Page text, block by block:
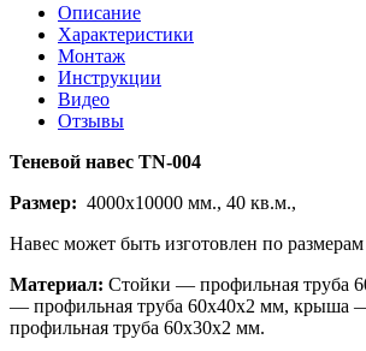
Описание
Характеристики
Монтаж
Инструкции
Видео
Отзывы
Теневой навес TN-004
Размер: 4000х10000 мм., 40 кв.м.,
Навес может быть изготовлен по размерам
Материал: Стойки — профильная труба
— профильная труба 60х40х2 мм, крыша
профильная труба 60х30х2 мм.